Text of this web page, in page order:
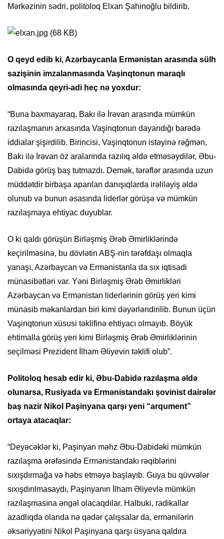
Mərkəzinin sədri, politoloq Elxan Şahinoğlu bildirib.
O qeyd edib ki, Azərbaycanla Ermənistan arasında sülh
sazişinin imzalanmasında Vaşinqtonun maraqlı
olmasında qeyri-adi heç nə yoxdur:
“Buna baxmayaraq, Bakı ilə İrəvan arasında mümkün
razılaşmanın arxasında Vaşinqtonun dayandığı barədə
iddialar şişirdilib. Birincisi, Vaşinqtonun istəyinə rəğmən,
Bakı ilə İrəvan öz aralarında razılıq əldə etməsəydilər, Əbu-
Dabidə görüş baş tutmazdı. Demək, tərəflər arasında uzun
müddətdir birbaşa aparılan danışıqlarda irəliləyiş əldə
olunub və bunun əsasında liderlər görüşə və mümkün
razılaşmaya ehtiyac duyublar.
O ki qaldı görüşün Birləşmiş Ərəb Əmirliklərində
keçirilməsinə, bu dövlətin ABŞ-nin tərəfdaşı olmaqla
yanaşı, Azərbaycan və Ermənistanla da sıx iqtisadi
münasibətləri var. Yəni Birləşmiş Ərəb Əmirlikləri
Azərbaycan və Ermənistan liderlərinin görüş yeri kimi
münasib məkanlardan biri kimi dəyərləndirilib. Bunun üçün
Vaşinqtonun xüsusi təklifinə ehtiyacı olmayıb. Böyük
ehtimalla görüş yeri kimi Birləşmiş Ərəb Əmirliklərinin
seçilməsi Prezident İlham Əliyevin təklifi olub”.
Politoloq hesab edir ki, Əbu-Dabidə razılaşma əldə
olunarsa, Rusiyada və Ermənistandakı şovinist dairələr
baş nazir Nikol Paşinyana qarşı yeni “arqument”
ortaya atacaqlar:
“Deyəcəklər ki, Paşinyan məhz Əbu-Dabidəki mümkün
razılaşma ərəfəsində Ermənistandakı rəqiblərini
sıxışdırmağa və həbs etməyə başlayıb. Guya bu qüvvələr
sıxışdırılmasaydı, Paşinyanın İlham Əliyevlə mümkün
razılaşmasına əngəl olacaqdılar. Halbuki, radikallar
azadlıqda olanda nə qədər çalışsalar da, ermənilərin
əksəriyyətini Nikol Paşinyana qarşı üsyana qaldıra